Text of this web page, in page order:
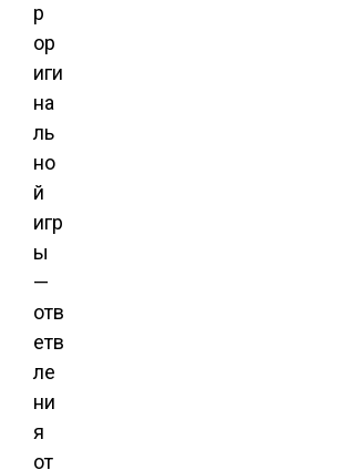
р
ор
иги
на
ль
но
й
игр
ы
—
отв
етв
ле
ни
я
от